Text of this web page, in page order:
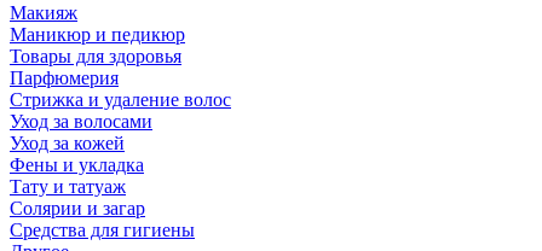
Макияж
Маникюр и педикюр
Товары для здоровья
Парфюмерия
Стрижка и удаление волос
Уход за волосами
Уход за кожей
Фены и укладка
Тату и татуаж
Солярии и загар
Средства для гигиены